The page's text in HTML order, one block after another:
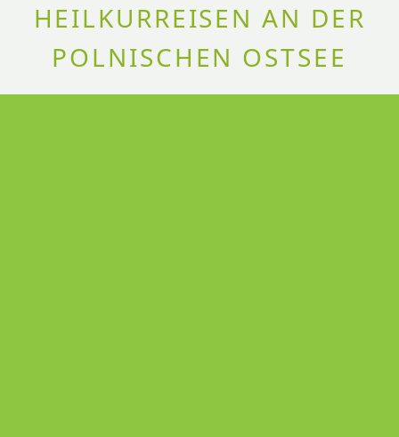
HEILKURREISEN AN DER
POLNISCHEN OSTSEE